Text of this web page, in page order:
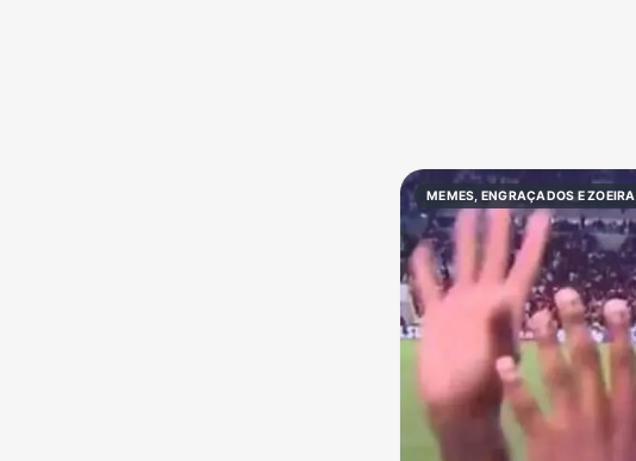
MEMES, ENGRAÇADOS E ZOEIRA